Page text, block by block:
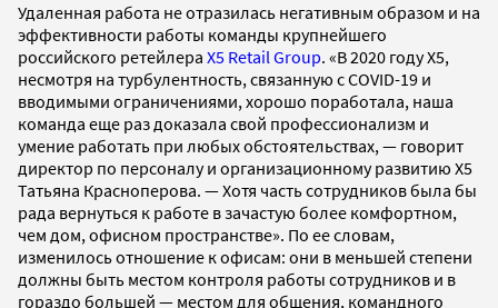
Удаленная работа не отразилась негативным образом и на
эффективности работы команды крупнейшего
российского ретейлера X5 Retail Group. «В 2020 году Х5,
несмотря на турбулентность, связанную с COVID-19 и
вводимыми ограничениями, хорошо поработала, наша
команда еще раз доказала свой профессионализм и
умение работать при любых обстоятельствах, — говорит
директор по персоналу и организационному развитию Х5
Татьяна Красноперова. — Хотя часть сотрудников была бы
рада вернуться к работе в зачастую более комфортном,
чем дом, офисном пространстве». По ее словам,
изменилось отношение к офисам: они в меньшей степени
должны быть местом контроля работы сотрудников и в
гораздо большей — местом для общения, командного